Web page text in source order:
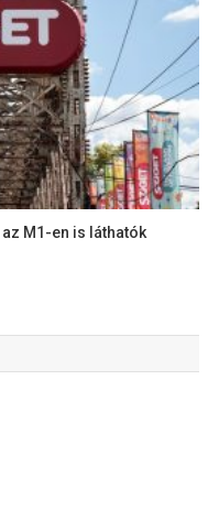
M1-en is láthatók